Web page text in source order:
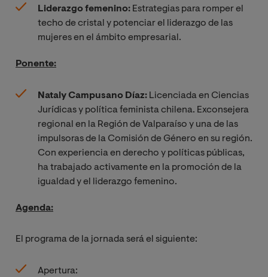
Liderazgo femenino: Estrategias para romper el
techo de cristal y potenciar el liderazgo de las
mujeres en el ámbito empresarial.
Ponente:
Nataly Campusano Díaz: Licenciada en Ciencias
Jurídicas y política feminista chilena. Exconsejera
regional en la Región de Valparaíso y una de las
impulsoras de la Comisión de Género en su región.
Con experiencia en derecho y políticas públicas,
ha trabajado activamente en la promoción de la
igualdad y el liderazgo femenino.
Agenda:
El programa de la jornada será el siguiente:
Apertura: